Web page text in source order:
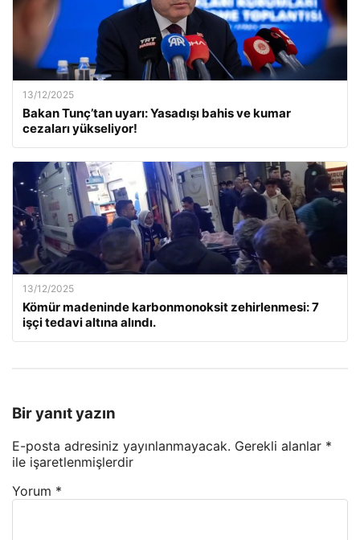
13/12/2025
Bakan Tunç’tan uyarı: Yasadışı bahis ve kumar
cezaları yükseliyor!
13/12/2025
Kömür madeninde karbonmonoksit zehirlenmesi: 7
işçi tedavi altına alındı.
Bir yanıt yazın
E-posta adresiniz yayınlanmayacak. Gerekli alanlar *
ile işaretlenmişlerdir
Yorum *